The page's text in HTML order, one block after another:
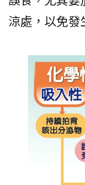
涼處，以免發